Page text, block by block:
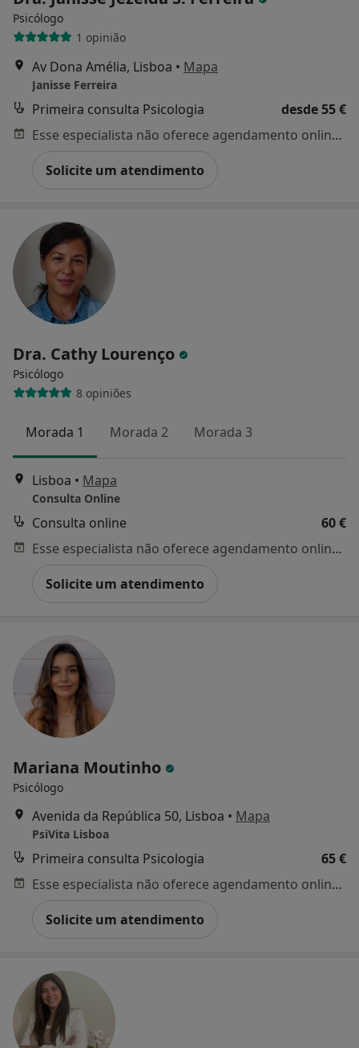
Psicólogo
1 opinião
Av Dona Amélia, Lisboa • Mapa
Janisse Ferreira
Primeira consulta Psicologia
desde 55 €
Esse especialista não oferece agendamento online para esse endereço.
Solicite um atendimento
Dra. Cathy Lourenço
Psicólogo
8 opiniões
Morada 1 Morada 2 Morada 3
Lisboa • Mapa
Consulta Online
Consulta online
60 €
Esse especialista não oferece agendamento online para esse endereço.
Solicite um atendimento
Mariana Moutinho
Psicólogo
Avenida da República 50, Lisboa • Mapa
PsiVita Lisboa
Primeira consulta Psicologia
65 €
Esse especialista não oferece agendamento online para esse endereço.
Solicite um atendimento